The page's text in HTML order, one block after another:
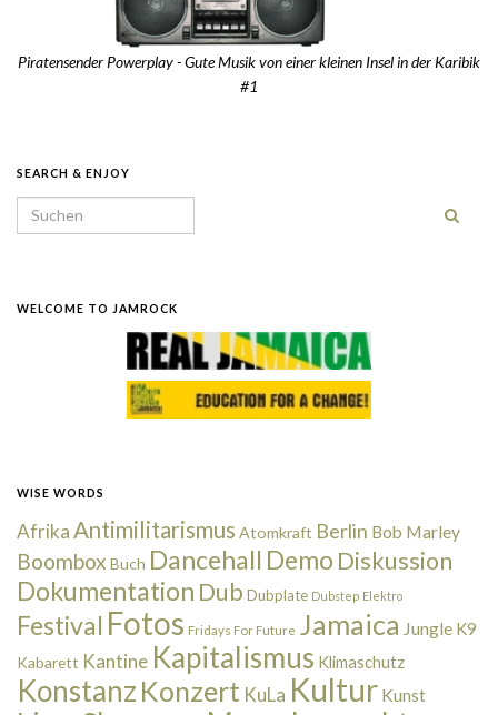
Piratensender Powerplay - Gute Musik von einer kleinen Insel in der Karibik
#1
SEARCH & ENJOY
Search for:
WELCOME TO JAMROCK
WISE WORDS
AfrikaAntimilitarismus Atomkraft Berlin Bob Marley
Boombox Buch Dancehall Demo Diskussion
Dokumentation Dub Dubplate Dubstep Elektro
Festival Fotos Fridays For Future Jamaica Jungle K9
Kabarett Kantine Kapitalismus Klimaschutz
Konstanz Konzert KuLa Kultur Kunst